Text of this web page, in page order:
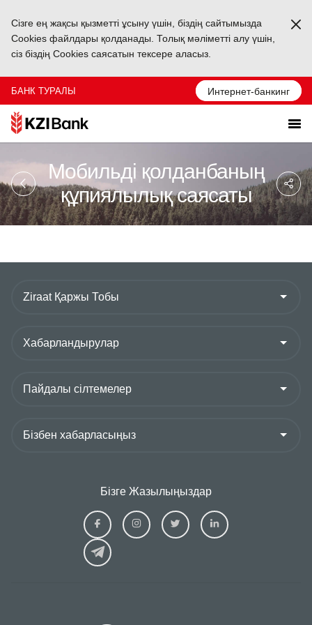
Сізге ең жақсы қызметті ұсыну үшін, біздің сайтымызда
Cookies файлдары қолданады. Толық мәліметті алу үшін,
сіз біздің Cookies саясатын тексере аласыз.
БАНК ТУРАЛЫ Интернет-банкинг
Мобильді қолданбаның
құпиялылық саясаты
Бізге Жазылыңыздар
Ziraat
Kazakhstan
Facebook
Ziraat
Kazakhstan
Ziraat
Kazakhstan
Ziraat